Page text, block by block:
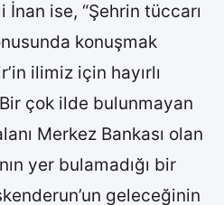
ise, “Şehrin tüccarı
konuşmak
ilimiz için hayırlı
çok ilde bulunmayan
Merkez Bankası olan
yer bulamadığı bir
geleceğinin